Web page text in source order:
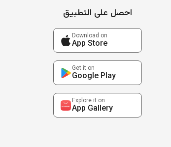
احصل على التطبيق
Download on
App Store
Get it on
Google Play
Explore it on
App Gallery